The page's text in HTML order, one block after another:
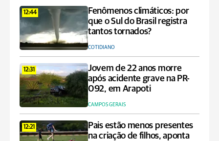
12:44
Fenômenos climáticos: por
que o Sul do Brasil registra
tantos tornados?
COTIDIANO
12:31
Jovem de 22 anos morre
após acidente grave na PR-
092, em Arapoti
CAMPOS GERAIS
12:21
Pais estão menos presentes
na criação de filhos, aponta